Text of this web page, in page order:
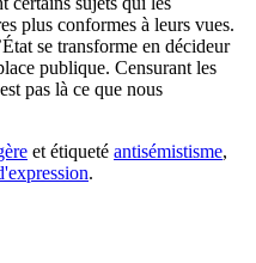
plus conformes à leurs vues.
se transforme en décideur
publique. Censurant les
pas là ce que nous
et étiqueté antisémistisme,
.